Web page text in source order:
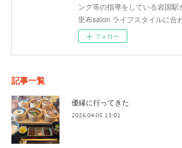
ング等の指導をしている岩国
里布salon ライフスタイルに合
フォロー
記事一覧
優縁に行ってきた
2026.04.05 13:01